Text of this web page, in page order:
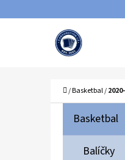
Domů
/Basketbal/
Přeskočit
kategorie
K
T
Basketbal
Balíčky
Zpět
Zpět